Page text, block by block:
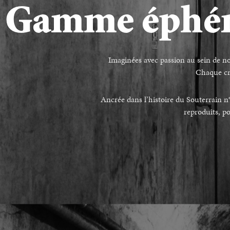
Gamme
Imaginées avec passion au sein de
Chaque
Ancrée dans l’histoire du Souterrain
reproduits,